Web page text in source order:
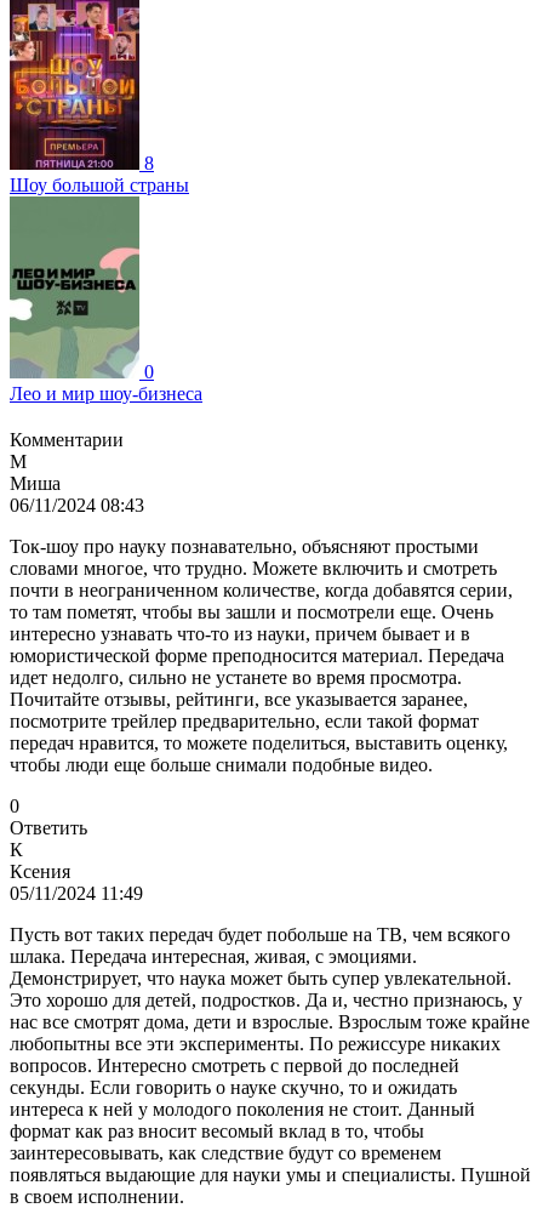
8
Шоу большой страны
0
Лео и мир шоу-бизнеса
Комментарии
М
Миша
06/11/2024 08:43
Ток-шоу про науку познавательно, объясняют простыми
словами многое, что трудно. Можете включить и смотреть
почти в неограниченном количестве, когда добавятся серии,
то там пометят, чтобы вы зашли и посмотрели еще. Очень
интересно узнавать что-то из науки, причем бывает и в
юмористической форме преподносится материал. Передача
идет недолго, сильно не устанете во время просмотра.
Почитайте отзывы, рейтинги, все указывается заранее,
посмотрите трейлер предварительно, если такой формат
передач нравится, то можете поделиться, выставить оценку,
чтобы люди еще больше снимали подобные видео.
0
Ответить
К
Ксения
05/11/2024 11:49
Пусть вот таких передач будет побольше на ТВ, чем всякого
шлака. Передача интересная, живая, с эмоциями.
Демонстрирует, что наука может быть супер увлекательной.
Это хорошо для детей, подростков. Да и, честно признаюсь, у
нас все смотрят дома, дети и взрослые. Взрослым тоже крайне
любопытны все эти эксперименты. По режиссуре никаких
вопросов. Интересно смотреть с первой до последней
секунды. Если говорить о науке скучно, то и ожидать
интереса к ней у молодого поколения не стоит. Данный
формат как раз вносит весомый вклад в то, чтобы
заинтересовывать, как следствие будут со временем
появляться выдающие для науки умы и специалисты. Пушной
в своем исполнении.